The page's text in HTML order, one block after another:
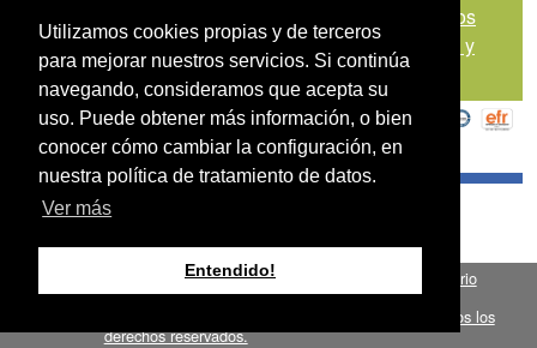
Utilizamos cookies propias y de terceros
para mejorar nuestros servicios. Si continúa
navegando, consideramos que acepta su
uso. Puede obtener más información, o bien
conocer cómo cambiar la configuración, en
nuestra política de tratamiento de datos.
Ver más
Entendido!
Política de Tratamiento de Datos
Personales|Políticas de Seguridad, Términos y
Condiciones de Uso
Fondo para el Financiamiento del Sector Agropecuario
FINAGRO.
todos los
derechos reservados.